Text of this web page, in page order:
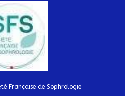
Française de Sophrologie